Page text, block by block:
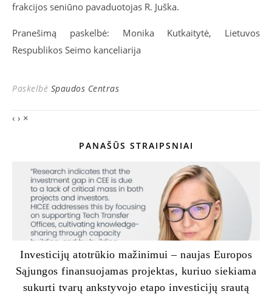
frakcijos seniūno pavaduotojas R. Juška.
Pranešimą paskelbė: Monika Kutkaitytė, Lietuvos
Respublikos Seimo kanceliarija
Paskelbė Spaudos Centras
‹ › ×
PANAŠŪS STRAIPSNIAI
Investicijų atotrūkio mažinimui – naujas Europos
Sąjungos finansuojamas projektas, kuriuo siekiama
sukurti tvarų ankstyvojo etapo investicijų srautą